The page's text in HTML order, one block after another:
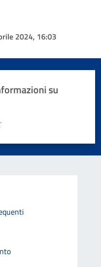
2024, 16:03
su